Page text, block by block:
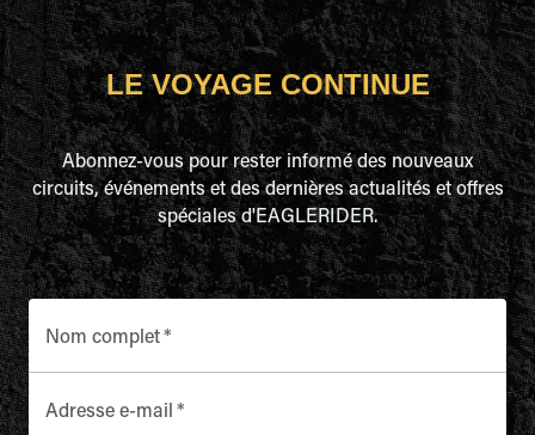
LE VOYAGE CONTINUE
Abonnez-vous pour rester informé des nouveaux
circuits, événements et des dernières actualités et offres
spéciales d'EAGLERIDER.
Nom complet*
Adresse e-mail *